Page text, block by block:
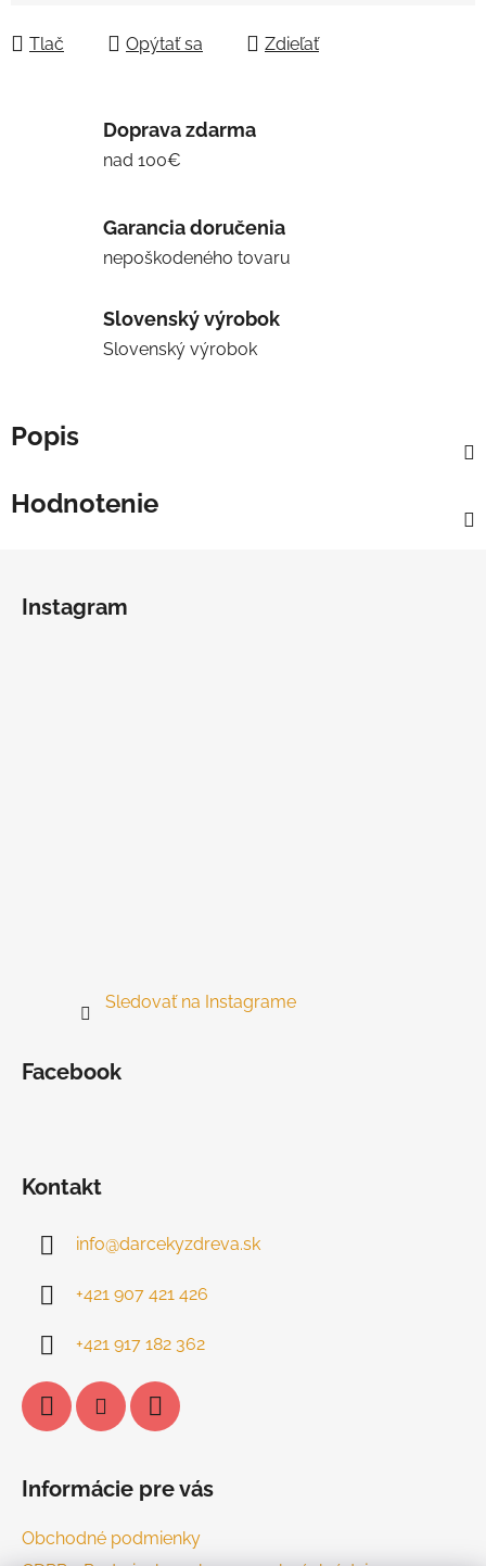
Tlač Opýtať sa Zdieľať
Doprava zdarma
nad 100€
Garancia doručenia
nepoškodeného tovaru
Slovenský výrobok
Slovenský výrobok
Popis
Hodnotenie
Instagram
Sledovať na Instagrame
Facebook
Kontakt
info@darcekyzdreva.sk
+421 907 421 426
+421 917 182 362
Informácie pre vás
Obchodné podmienky